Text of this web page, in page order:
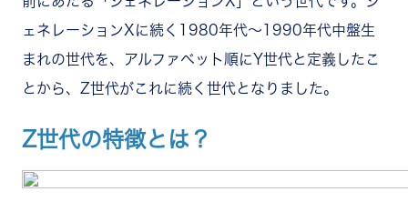
ェネレーションXに続く1980年代～1990年代中盤生
まれの世代を、アルファベット順にY世代と定義したこ
とから、Z世代がこれに続く世代となりました。
Z世代の特徴とは？